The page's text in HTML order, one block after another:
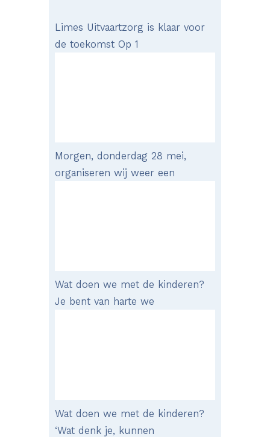
Limes Uitvaartzorg is klaar voor
de toekomst Op 1
Morgen, donderdag 28 mei,
organiseren wij weer een
Wat doen we met de kinderen?
Je bent van harte we
Wat doen we met de kinderen?
‘Wat denk je, kunnen